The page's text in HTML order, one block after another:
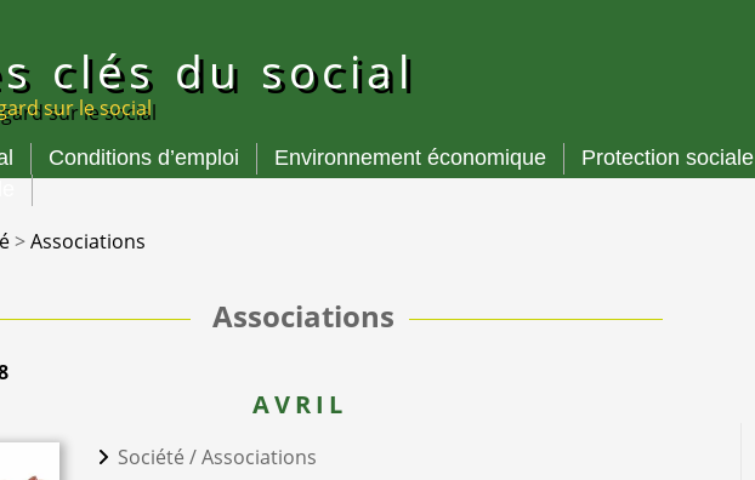
clés du social
sur le social
Conditions d’emploi Environnement économique Protection sociale
>Associations
Associations
AVRIL
Société /Associations